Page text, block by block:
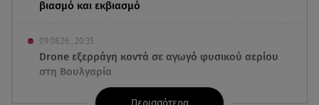
βιασμό και εκβιασμό
09.08.26 , 20:35
Drone εξερράγη κοντά σε αγωγό φυσικού αερίου
στη Βουλγαρία